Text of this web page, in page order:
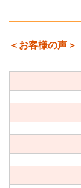
＜お客様の声＞